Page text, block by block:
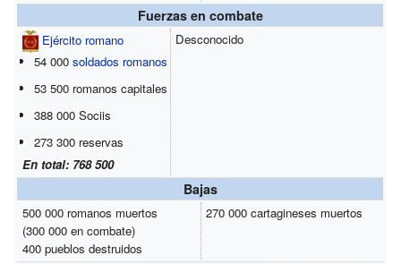
Fuerzas en combate
Ejército romano
54 000soldados romanos
53 500 romanos capitales
388 000 Sociis
273 300 reservas
En total: 768 500
Desconocido
Bajas
500 000 romanos muertos
(300 000 en combate)
400 pueblos destruidos
270 000 cartagineses muertos